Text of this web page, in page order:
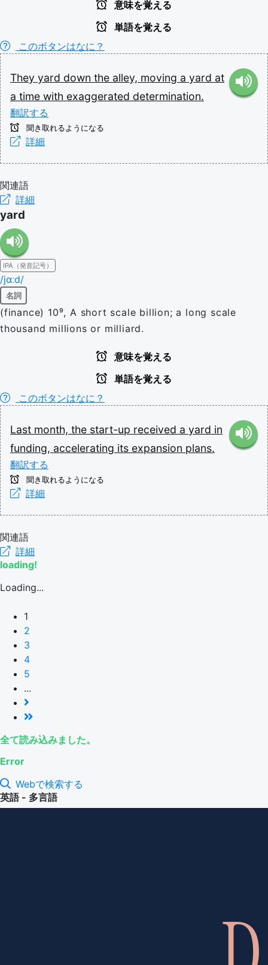
意味を覚える
単語を覚える
このボタンはなに？
They yard down the alley, moving a yard at
a time with exaggerated determination.
翻訳する
聞き取れるようになる
詳細
関連語
詳細
yard
IPA（発音記号）
/jɑːd/
名詞
(finance) 10⁹, A short scale billion; a long scale
thousand millions or milliard.
意味を覚える
単語を覚える
このボタンはなに？
Last month, the start-up received a yard in
funding, accelerating its expansion plans.
翻訳する
聞き取れるようになる
詳細
関連語
詳細
loading!
Loading...
1
2
3
4
5
...
全て読み込みました。
Error
Webで検索する
英語 - 多言語